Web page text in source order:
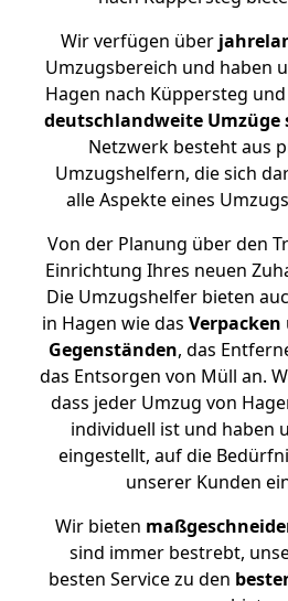
Wir verfügen über
Umzugsbereich und haben
Hagen nach Küppersteg
deutschlandweite Umzüge
Netzwerk besteht aus
Umzugshelfern, die sich
alle Aspekte eines
Von der Planung über den
Einrichtung Ihres neuen
Die Umzugshelfer bieten
in Hagen wie das Verpacken
Gegenständen, das
das Entsorgen von Müll an.
dass jeder Umzug von
individuell ist und haben
eingestellt, auf die
unserer Kunden
Wir bieten
sind immer bestrebt,
besten Service zu den